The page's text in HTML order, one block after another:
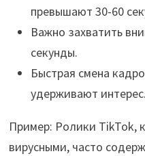
превышают 30-60
Важно захватить
секунды.
Быстрая смена
удерживают интерес.
Пример: Ролики TikTok,
вирусными, часто